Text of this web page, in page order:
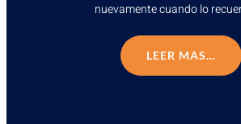
nuevamente cuando lo
LEER MAS…